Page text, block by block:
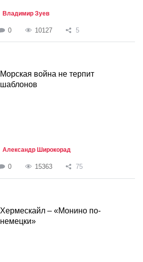
Владимир Зуев
0 10127 5
Морская война не терпит
шаблонов
Александр Широкорад
0 15363 75
Хермескайл – «Монино по-
немецки»